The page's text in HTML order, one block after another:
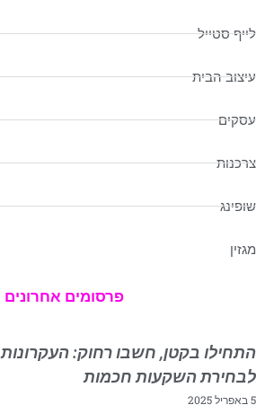
לייף סטייל
עיצוב הבית
עסקים
צרכנות
שופינג
מגזין
פרסומים אחרונים
התחילו בקטן, חשבו רחוק: העקרונות
לבחירת השקעות חכמות
5 באפריל 2025